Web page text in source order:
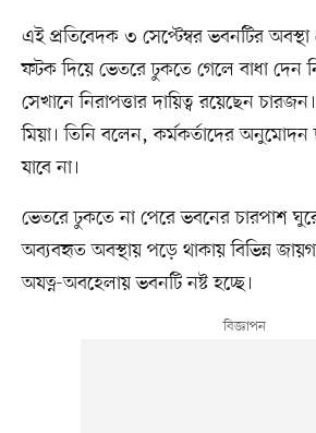
এই প্রতিবেদক ৩ সেপ্টেম্বর ভবনটির
ফটক দিয়ে ভেতরে ঢুকতে গেলে বাধা দেন
সেখানে নিরাপত্তার দায়িত্ব রয়েছেন
মিয়া। তিনি বলেন, কর্মকর্তাদের অনুমোদন
যাবে না।
ভেতরে ঢুকতে না পেরে ভবনের চারপাশ
অব্যবহৃত অবস্থায় পড়ে থাকায় বিভিন্ন
অযত্ন-অবহেলায় ভবনটি নষ্ট হচ্ছে।